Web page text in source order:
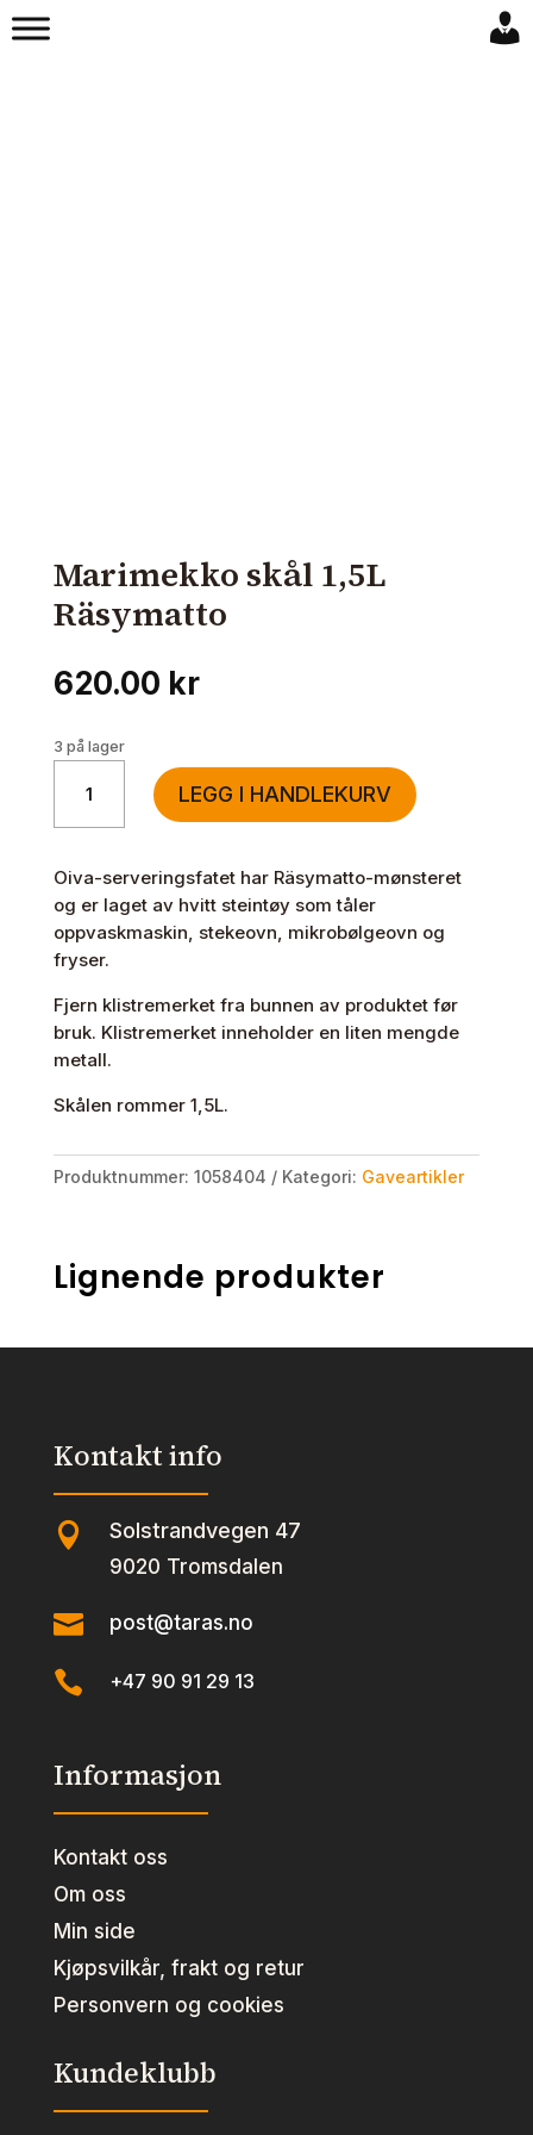
Marimekko skål 1,5L
Räsymatto
620.00 kr
3 på lager
1,5L
antall
LEGG I HANDLEKURV
Oiva-serveringsfatet har Räsymatto-mønsteret
og er laget av hvitt steintøy som tåler
oppvaskmaskin, stekeovn, mikrobølgeovn og
fryser.
Fjern klistremerket fra bunnen av produktet før
bruk. Klistremerket inneholder en liten mengde
metall.
Skålen rommer 1,5L.
Produktnummer: 1058404 Kategori: Gaveartikler
Lignende produkter
Kontakt info
 Solstrandvegen 47
9020 Tromsdalen
 post@taras.no
 +47 90 91 29 13
Informasjon
Kontakt oss
Om oss
Min side
Kjøpsvilkår, frakt og retur
Personvern og cookies
Kundeklubb